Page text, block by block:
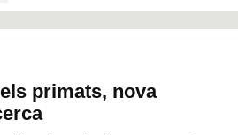
primats, nova